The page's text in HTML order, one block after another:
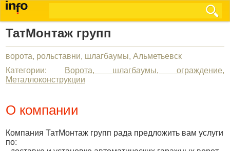
ТатМонтаж групп
ворота, рольставни, шлагбаумы, Альметьевск
Категории:
Ворота, шлагбаумы, ограждение,
Металлоконструкции
О компании
Компания ТатМонтаж групп рада предложить вам услуги
по: